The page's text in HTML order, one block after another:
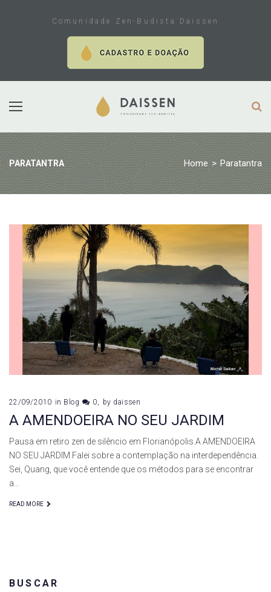
Comunidade Zen-Budista Daissen
PARATANTRA Home > Paratantra
Tag:
Paratantra
22/09/2010 in Blog 0 by daissen
A AMENDOEIRA NO SEU JARDIM
Pausa em retiro zen de silêncio em Florianópolis.A AMENDOEIRA
NO SEU JARDIM Falei sobre a contemplação na interdependência.
Sei, Quang, que você entende que os métodos para se encontrar
a…
READ MORE
BUSCAR